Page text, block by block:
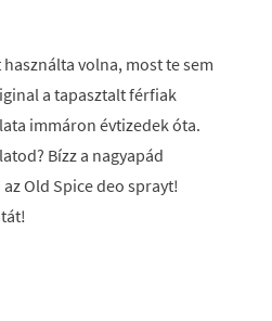
használta volna, most te sem
a tapasztalt férfiak
immáron évtizedek óta.
Bízz a nagyapád
Old Spice deo sprayt!